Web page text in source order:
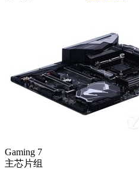
Gaming 7
主芯片组